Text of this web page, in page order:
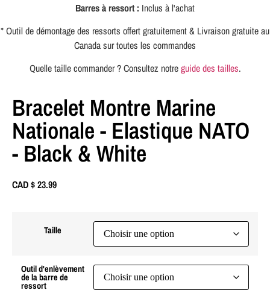
Barres à ressort : Inclus à l'achat
* Outil de démontage des ressorts offert gratuitement & Livraison gratuite au
Canada sur toutes les commandes
Quelle taille commander ? Consultez notreguide des tailles.
Bracelet Montre Marine
Nationale - Elastique NATO
- Black & White
CAD $23.99
Taille
Outil d'enlèvement
de la barre de
ressort